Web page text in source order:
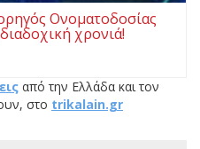
Ονοματοδοσίας
χρονιά!
από την Ελλάδα και τον
στο trikalain.gr